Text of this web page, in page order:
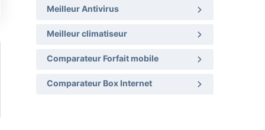
Meilleur Antivirus
Meilleur climatiseur
Comparateur Forfait mobile
Comparateur Box Internet